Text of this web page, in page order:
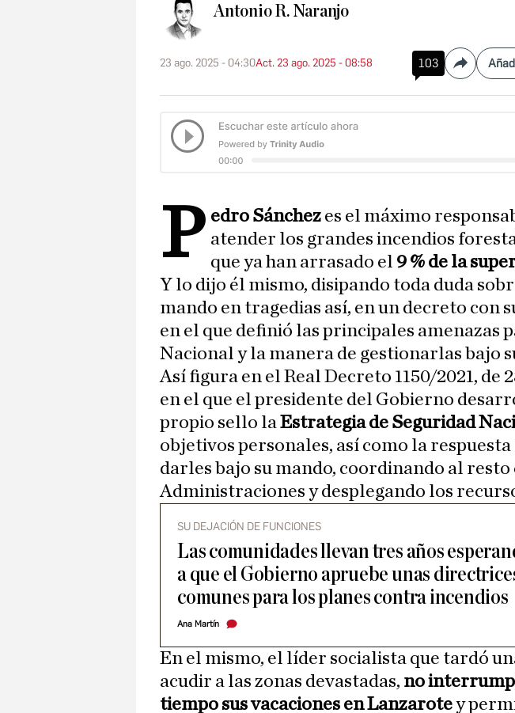
Antonio R. Naranjo
23 ago. 2025 - 04:30Act. 23 ago. 2025 - 08:58 103 Compartir
P edro Sánchez es el máximo
atender los grandes incendios
que ya han arrasado el 9 % de la
Y lo dijo él mismo, disipando toda duda
mando en tragedias así, en un decreto con
en el que definió las principales amenazas
Nacional y la manera de gestionarlas bajo
Así figura en el Real Decreto 1150/2021, de
en el que el presidente del Gobierno
propio sello laEstrategia de Seguridad
objetivos personales, así como la respuesta
darles bajo su mando, coordinando al resto
Administraciones y desplegando los
SU DEJACIÓN DE FUNCIONES
Las comunidades llevan tres años
a que el Gobierno apruebe unas
comunes para los planes contra incendios
Ana Martín
En el mismo, el líder socialista que tardó
acudir a las zonas devastadas, no
tiempo sus vacaciones en Lanzarotey